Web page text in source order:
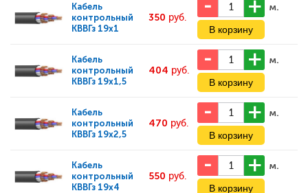
Кабель
контрольный
КВВГз 19х1
350 руб.
м.
Кабель
контрольный
КВВГз 19х1,5
404 руб.
м.
Кабель
контрольный
КВВГз 19х2,5
470 руб.
м.
Кабель
контрольный
КВВГз 19х4
550 руб.
м.